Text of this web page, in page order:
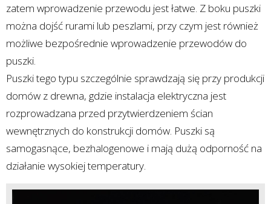
zatem wprowadzenie przewodu jest łatwe. Z boku puszki
można dojść rurami lub peszlami, przy czym jest również
możliwe bezpośrednie wprowadzenie przewodów do
puszki.
Puszki tego typu szczególnie sprawdzają się przy produkcji
domów z drewna, gdzie instalacja elektryczna jest
rozprowadzana przed przytwierdzeniem ścian
wewnętrznych do konstrukcji domów. Puszki są
samogasnące, bezhalogenowe i mają dużą odporność na
działanie wysokiej temperatury.